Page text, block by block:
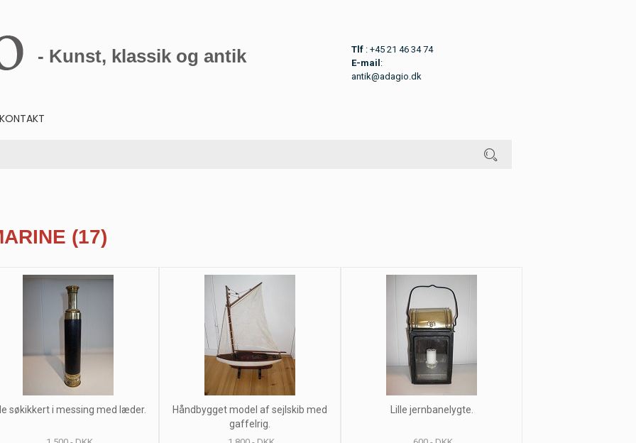
- Kunst, klassik og antik Tlf: +45 21 46 34 74
E-mail :
antik@adagio.dk
KONTAKT
(17)
søkikkert i messing med læder.
Håndbygget model af sejlskib med
gaffelrig.
Lille jernbanelygte.